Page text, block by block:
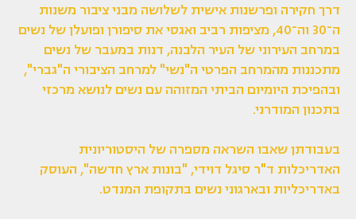
דרך חקירה ופרשנות אישית לשלושה מבני ציבור משנות
ה־30 וה־40, מציפות רביב ואגסי את סיפורן ופועלן של נשים
במרחב העירוני של העיר הלבנה, דנות במעבר של נשים
מתכננות מהמרחב הפרטי ה"נשי" למרחב הציבורי ה"גברי",
ובהפיכת היומיום הביתי המזוהה עם נשים לנושא מרכזי
בתכנון המודרני.
בעבודתן שאבו השראה מספרה של היסטוריונית
האדריכלות ד"ר סיגל דוידי, "בונות ארץ חדשה", העוסק
באדריכליות ובארגוני נשים בתקופת המנדט.